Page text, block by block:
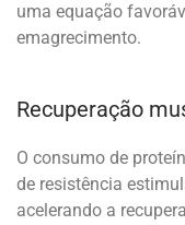
uma equação
emagrecimento.
Recuperação
O consumo de
de resistência
acelerando a